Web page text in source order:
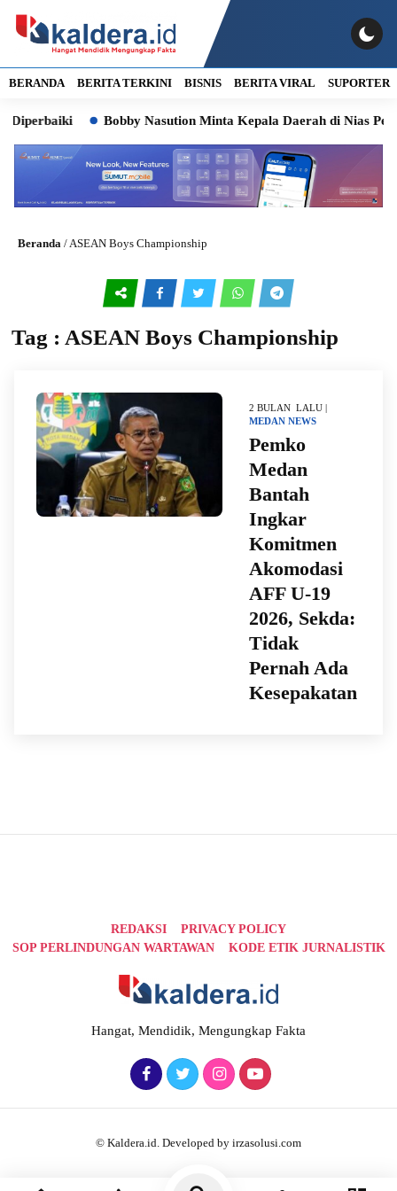
BERANDA BERITA TERKINI BISNIS BERITA VIRAL SUPORTER
Bobby Nasution Minta Kepala Daerah di Nias
Beranda / ASEAN Boys Championship
Tag : ASEAN Boys Championship
2 BULAN LALU |
MEDAN NEWS
Pemko
Medan
Bantah
Ingkar
Komitmen
Akomodasi
AFF U-19
2026, Sekda:
Tidak
Pernah Ada
Kesepakatan
REDAKSI
PRIVACY POLICY
SOP PERLINDUNGAN WARTAWAN
KODE ETIK JURNALISTIK
Hangat, Mendidik, Mengungkap Fakta
© Kaldera.id. Developed by irzasolusi.com